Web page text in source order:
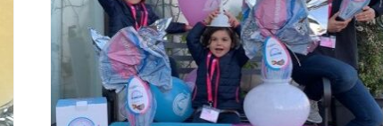
Neuroblastoma ad Alto
Rischio, la guarigione è
possibile?
NEWS